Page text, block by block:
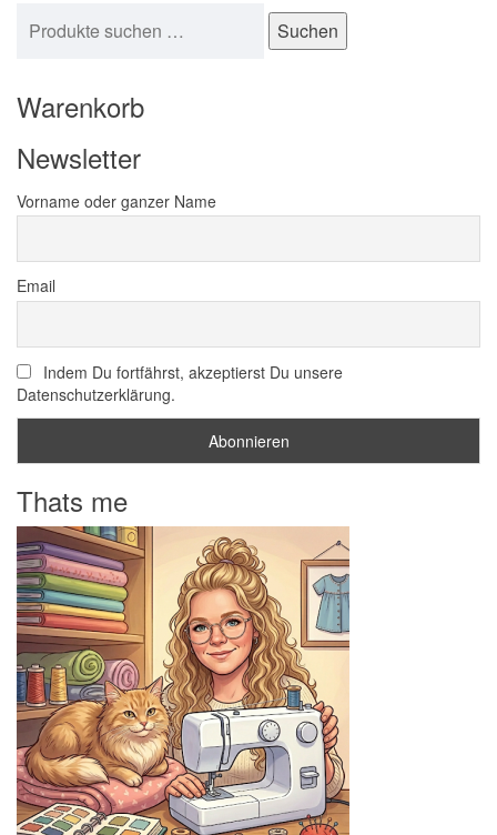
Suchen
Warenkorb
Newsletter
Vorname oder ganzer Name
Email
Indem Du fortfährst, akzeptierst Du unsere
Datenschutzerklärung.
Thats me